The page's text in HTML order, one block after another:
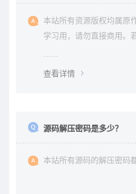
本站所有资源版权均属原
学习用，请勿直接商用。
查看详情
源码解压密码是多少？
本站所有源码的解压密